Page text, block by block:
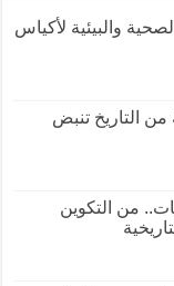
والبيئية لأكياس
التاريخ تنبض
من التكوين